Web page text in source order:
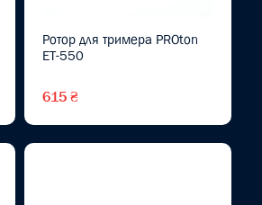
Ротор для тримера PROton
ET-550
615 ₴